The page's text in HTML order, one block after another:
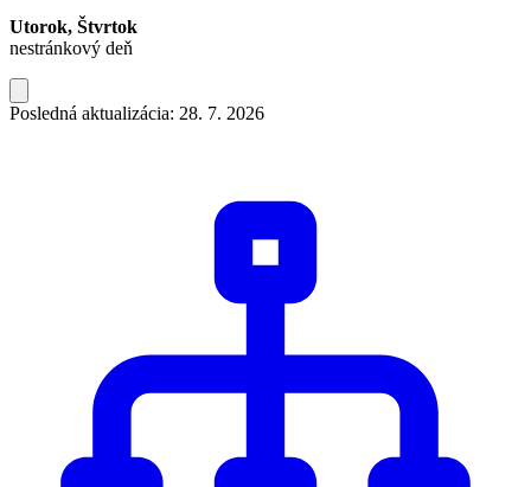
Utorok, Štvrtok
nestránkový deň
Posledná aktualizácia: 28. 7. 2026